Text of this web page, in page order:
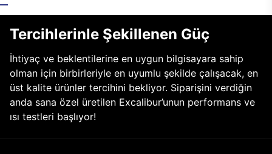
Tercihlerinle Şekillenen Güç
İhtiyaç ve beklentilerine en uygun bilgisayara sahip
olman için birbirleriyle en uyumlu şekilde çalışacak, en
üst kalite ürünler tercihini bekliyor. Siparişini verdiğin
anda sana özel üretilen Excalibur’unun performans ve
ısı testleri başlıyor!